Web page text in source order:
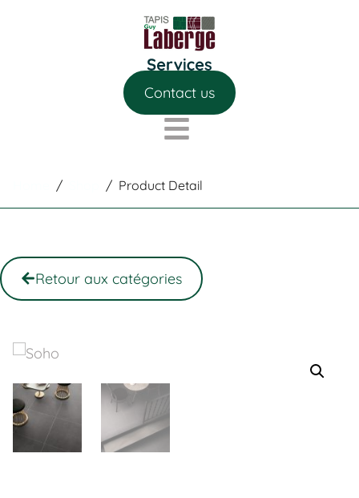
Contact us
/ / Product Detail
Retour aux catégories